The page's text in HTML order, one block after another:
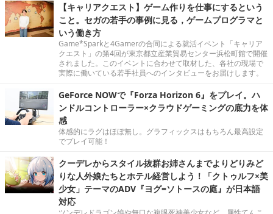
【キャリアクエスト】ゲーム作りを仕事にするという
こと。セガの若手の事例に見る，ゲームプログラマと
いう働き方
Game*Sparkと4Gamerの合同による就活イベント「キャリア
クエスト」の第4回が東京都立産業貿易センター浜松町館で開催
されました。このイベントに合わせて取材した、各社の現場で
実際に働いている若手社員へのインタビューをお届けします。
GeForce NOWで『Forza Horizon 6』をプレイ。ハ
ンドルコントローラー×クラウドゲーミングの底力を体
感
体感的にラグはほぼ無し。グラフィックスはもちろん最高設定
でプレイ可能！
クーデレからスタイル抜群お姉さんまでよりどりみど
りな人外娘たちとホテル経営しよう！「クトゥルフ×美
少女」テーマのADV『ヨグ=ソトースの庭』が日本語
対応